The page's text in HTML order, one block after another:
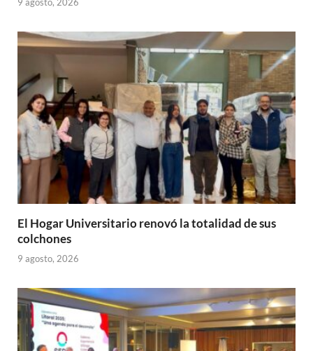
El Hogar Universitario renovó la totalidad de sus
colchones
9 agosto, 2026